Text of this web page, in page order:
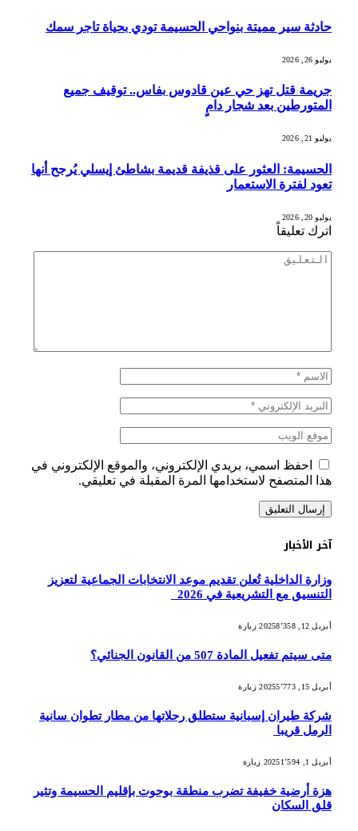
حادثة سير مميتة بنواحي الحسيمة تودي بحياة تاجر سمك
يوليو 26, 2026
جريمة قتل تهز حي عين قادوس بفاس.. توقيف جميع
المتورطين بعد شجار دامٍ
يوليو 21, 2026
الحسيمة: العثور على قذيفة قديمة بشاطئ إيسلي يُرجح أنها
تعود لفترة الاستعمار
يوليو 20, 2026
اترك تعليقاً
احفظ اسمي، بريدي الإلكتروني، والموقع الإلكتروني في
هذا المتصفح لاستخدامها المرة المقبلة في تعليقي.
آخر الأخبار
وزارة الداخلية تُعلن تقديم موعد الانتخابات الجماعية لتعزيز
التنسيق مع التشريعية في 2026
أبريل 12, 2025 8٬358 زيارة
متى سيتم تفعيل المادة 507 من القانون الجنائي؟
أبريل 15, 2025 5٬773 زيارة
شركة طيران إسبانية ستطلق رحلاتها من مطار تطوان سانية
الرمل قريبا
أبريل 1, 2025 1٬594 زيارة
هزة أرضية خفيفة تضرب منطقة بوحوت بإقليم الحسيمة وتثير
قلق السكان